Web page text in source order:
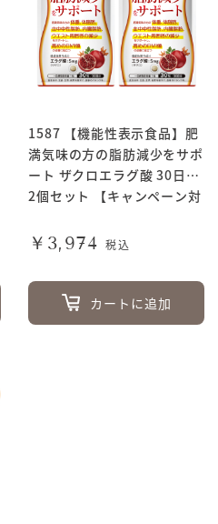
1587 【機能性表示食品】肥
満気味の方の脂肪減少をサポ
ート ザクロエラグ酸 30日分
2個セット 【キャンペーン対
￥3,974税込
カートに追加